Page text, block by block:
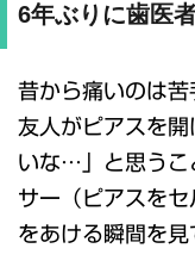
6年ぶりに歯医
昔から痛いのは
友人がピアスを
いな…」と思うこ
サー（ピアスを
をあける瞬間を見